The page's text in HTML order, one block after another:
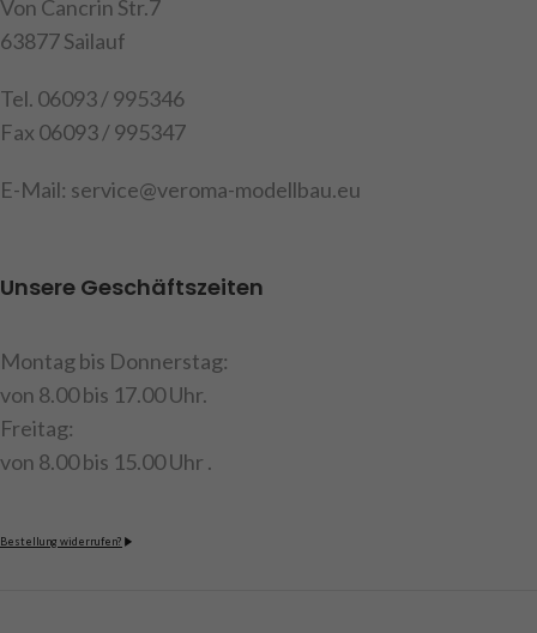
Von Cancrin Str.7
63877 Sailauf
Tel. 06093 / 995346
Fax 06093 / 995347
E-Mail: service@veroma-modellbau.eu
Unsere Geschäftszeiten
Montag bis Donnerstag:
von 8.00 bis 17.00 Uhr.
Freitag:
von 8.00 bis 15.00 Uhr .
Bestellung widerrufen?